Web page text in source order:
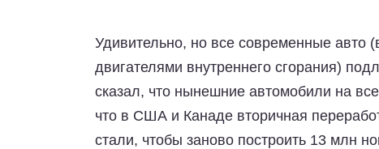
Удивительно, но все современные
двигателями внутреннего сгорания)
сказал, что нынешние автомобили на
что в США и Канаде вторичная
стали, чтобы заново построить 13 млн